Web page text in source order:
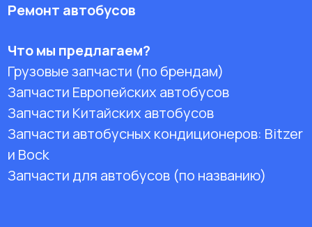
Ремонт автобусов
Что мы предлагаем?
Грузовые запчасти (по брендам)
Запчасти Европейских автобусов
Запчасти Китайских автобусов
Запчасти автобусных кондиционеров: Bitzer
и Bock
Запчасти для автобусов (по названию)